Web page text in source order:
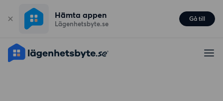
Hämta appen
Lägenhetsbyte.se
Gå till